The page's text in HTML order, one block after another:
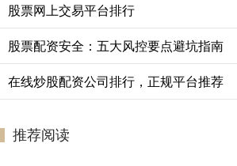
股票网上交易平台排行
股票配资安全：五大风控要点避坑指南
在线炒股配资公司排行，正规平台推荐
推荐阅读